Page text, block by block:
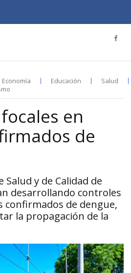
Economía Educación
Salud
en
de
Salud y de Calidad de
desarrollando controles
confirmados de dengue,
la propagación de la